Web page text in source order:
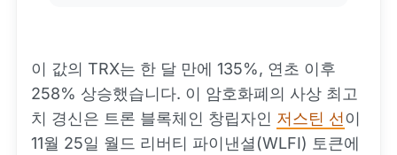
이 값의 TRX는 한 달 만에 135%, 연초 이후
258% 상승했습니다. 이 암호화폐의 사상 최고
치 경신은 트론 블록체인 창립자인 저스틴 선이
11월 25일 월드 리버티 파이낸셜(WLFI) 토큰에